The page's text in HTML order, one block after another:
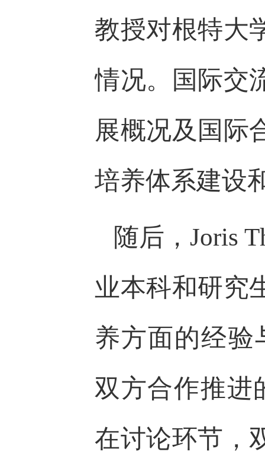
教授对根特大
情况。国际交
展概况及国际
培养体系建设
随后，Joris
业本科和研究
养方面的经验
双方合作推进
在讨论环节，